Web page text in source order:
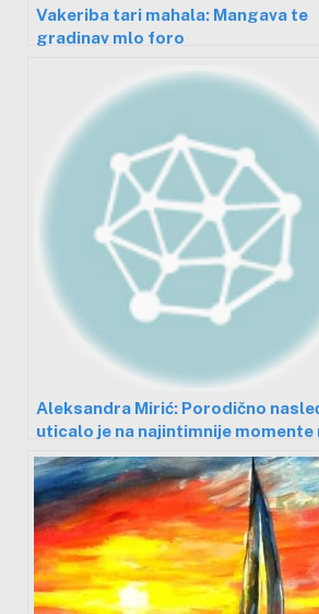
Vakeriba tari mahala: Mangava te
gradinav mlo foro
Aleksandra Mirić: Porodično
uticalo je na najintimnije momente
stvaralaštva